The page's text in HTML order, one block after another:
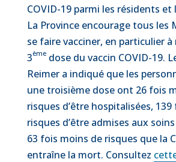
COVID-19 parmi les résidents et
La Province encourage tous les
se faire vacciner, en particulier à
3èmedose du vaccin COVID-19.
Reimer a indiqué que les
une troisième dose ont 26 fois
risques d’être hospitalisées,
risques d’être admises aux
63 fois moins de risques que la
entraîne la mort. Consultez